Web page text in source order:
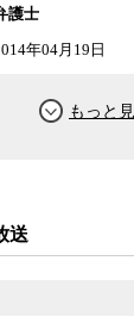
サーの一存で当
利用や流通促進
護士
年04月19日
送